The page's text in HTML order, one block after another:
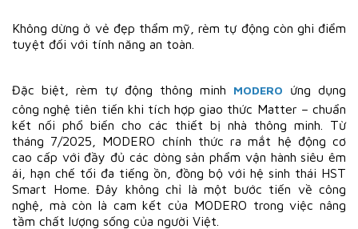
Không dừng ở vẻ đẹp thẩm mỹ, rèm tự động còn ghi điểm
tuyệt đối với tính năng an toàn.
Đặc biệt, rèm tự động thông minh MODERO ứng dụng
công nghệ tiên tiến khi tích hợp giao thức Matter – chuẩn
kết nối phổ biến cho các thiết bị nhà thông minh. Từ
tháng 7/2025, MODERO chính thức ra mắt hệ động cơ
cao cấp với đầy đủ các dòng sản phẩm vận hành siêu êm
ái, hạn chế tối đa tiếng ồn, đồng bộ với hệ sinh thái HST
Smart Home. Đây không chỉ là một bước tiến về công
nghệ, mà còn là cam kết của MODERO trong việc nâng
tầm chất lượng sống của người Việt.